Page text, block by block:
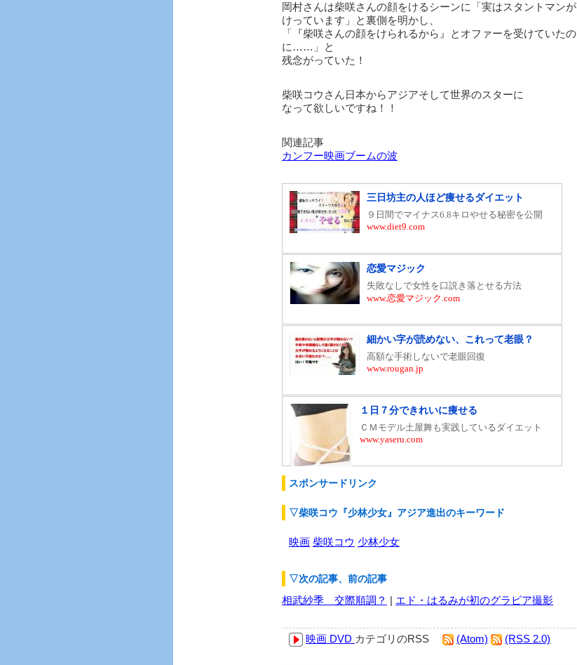
岡村さんは柴咲さんの顔をけるシーンに「実はスタントマンが
けっています」と裏側を明かし、
「『柴咲さんの顔をけられるから』とオファーを受けていたの
に……」と
残念がっていた！
柴咲コウさん日本からアジアそして世界のスターに
なって欲しいですね！！
関連記事
カンフー映画ブームの波
スポンサードリンク
▽柴咲コウ『少林少女』アジア進出のキーワード
映画 柴咲コウ 少林少女
▽次の記事、前の記事
相武紗季 交際順調？ | エド・はるみが初のグラビア撮影
映画 DVD カテゴリのRSS (Atom) (RSS 2.0)